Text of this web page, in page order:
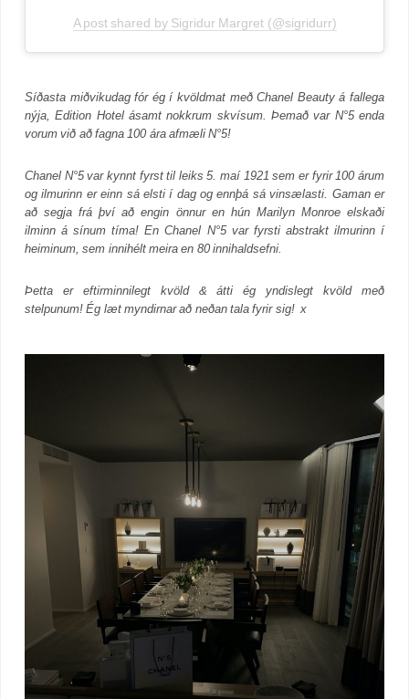
A post shared by Sigridur Margret (@sigridurr)
Síðasta miðvikudag fór ég í kvöldmat með Chanel Beauty á fallega
nýja, Edition Hotel ásamt nokkrum skvísum. Þemað var N°5 enda
vorum við að fagna 100 ára afmæli N°5!
Chanel N°5 var kynnt fyrst til leiks 5. maí 1921 sem er fyrir 100 árum
og ilmurinn er einn sá elsti í dag og ennþá sá vinsælasti. Gaman er
að segja frá því að engin önnur en hún Marilyn Monroe elskaði
ilminn á sínum tíma! EnChanel N°5 var fyrsti abstrakt ilmurinn í
heiminum, sem innihélt meira en 80 innihaldsefni.
Þetta er eftirminnilegt kvöld & átti ég yndislegt kvöld með
stelpunum! Ég læt myndirnar að neðan tala fyrir sig! x